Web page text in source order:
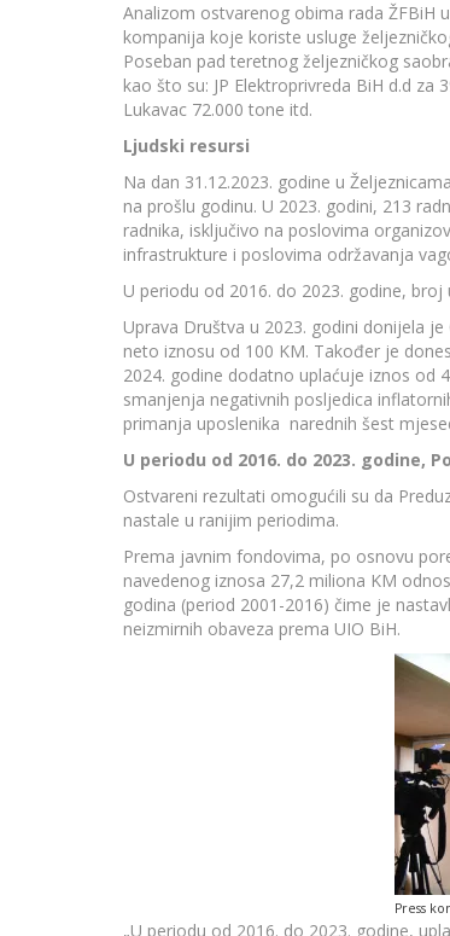
Analizom ostvarenog obima rada ŽFBiH
kompanija koje koriste usluge
Poseban pad teretnog željezničkog
kao što su: JP Elektroprivreda BiH d.d za
Lukavac 72.000 tone itd.
Ljudski resursi
Na dan 31.12.2023. godine u
na prošlu godinu. U 2023. godini, 213
radnika, isključivo na poslovima
infrastrukture i poslovima održavanja
U periodu od 2016. do 2023. godine,
Uprava Društva u 2023. godini donijela
neto iznosu od 100 KM. Također je
2024. godine dodatno uplaćuje iznos od
smanjenja negativnih posljedica
primanja uposlenika narednih šest
U periodu od 2016. do 2023. godine,
Ostvareni rezultati omogućili su da
nastale u ranijim periodima.
Prema javnim fondovima, po osnovu
navedenog iznosa 27,2 miliona KM
godina (period 2001-2016) čime je
neizmirnih obaveza prema UIO BiH.
Press
„U periodu od 2016. do 2023. godine,